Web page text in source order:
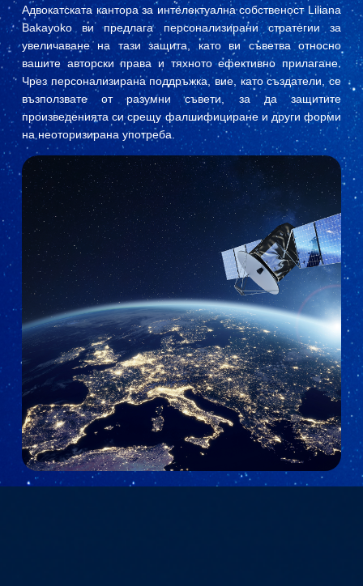
Адвокатската кантора за интелектуална собственост Liliana
Bakayoko ви предлага персонализирани стратегии за
увеличаване на тази защита, като ви съветва относно
вашите авторски права и тяхното ефективно прилагане.
Чрез персонализирана поддръжка, вие, като създатели, се
възползвате от разумни съвети, за да защитите
произведенията си срещу фалшифициране и други форми
на неоторизирана употреба.